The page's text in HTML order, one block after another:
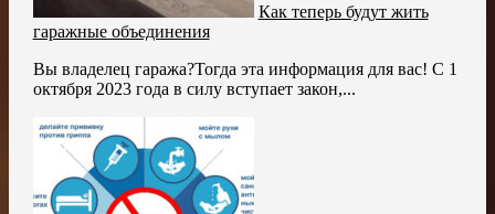
Как теперь будут жить
гаражные объединения
Вы владелец гаража?Тогда эта информация для вас! С 1
октября 2023 года в силу вступает закон,...